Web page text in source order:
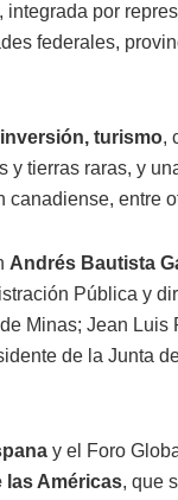
, integrada por
federales,
turismo,
y tierras raras, y
canadiense, entre
Andrés Bautista
Pública y
Minas; Jean Luis
de la Junta
y el Foro
las Américas, que